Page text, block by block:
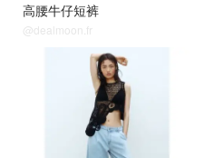
高腰牛仔短裤
@dealmoon.fr